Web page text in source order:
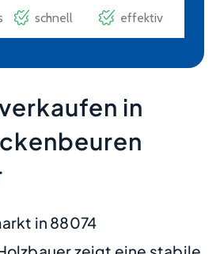
in
in 88074